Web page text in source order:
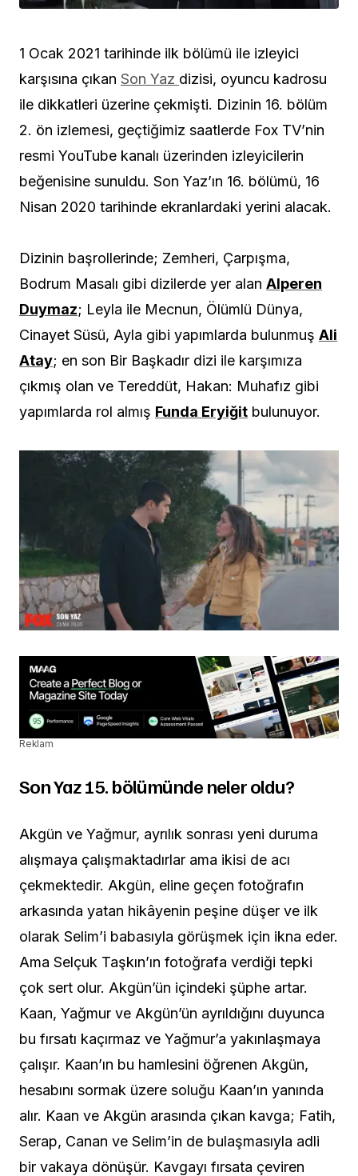
1 Ocak 2021 tarihinde ilk bölümü ile izleyici
karşısına çıkan Son Yaz dizisi, oyuncu kadrosu
ile dikkatleri üzerine çekmişti. Dizinin 16. bölüm
2. ön izlemesi, geçtiğimiz saatlerde Fox TV’nin
resmi YouTube kanalı üzerinden izleyicilerin
beğenisine sunuldu. Son Yaz’ın 16. bölümü, 16
Nisan 2020 tarihinde ekranlardaki yerini alacak.
Dizinin başrollerinde; Zemheri, Çarpışma,
Bodrum Masalı gibi dizilerde yer alan Alperen
Duymaz; Leyla ile Mecnun, Ölümlü Dünya,
Cinayet Süsü, Ayla gibi yapımlarda bulunmuş Ali
Atay; en son Bir Başkadır dizi ile karşımıza
çıkmış olan ve Tereddüt, Hakan: Muhafız gibi
yapımlarda rol almış Funda Eryiğit bulunuyor.
Reklam
Son Yaz 15. bölümünde neler oldu?
Akgün ve Yağmur, ayrılık sonrası yeni duruma
alışmaya çalışmaktadırlar ama ikisi de acı
çekmektedir. Akgün, eline geçen fotoğrafın
arkasında yatan hikâyenin peşine düşer ve ilk
olarak Selim’i babasıyla görüşmek için ikna eder.
Ama Selçuk Taşkın’ın fotoğrafa verdiği tepki
çok sert olur. Akgün’ün içindeki şüphe artar.
Kaan, Yağmur ve Akgün’ün ayrıldığını duyunca
bu fırsatı kaçırmaz ve Yağmur’a yakınlaşmaya
çalışır. Kaan’ın bu hamlesini öğrenen Akgün,
hesabını sormak üzere soluğu Kaan’ın yanında
alır. Kaan ve Akgün arasında çıkan kavga; Fatih,
Serap, Canan ve Selim’in de bulaşmasıyla adli
bir vakaya dönüşür. Kavgayı fırsata çeviren